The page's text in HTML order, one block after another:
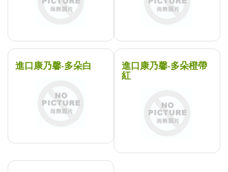
進口康乃馨-多朵白
進口康乃馨-多朵橙帶
紅